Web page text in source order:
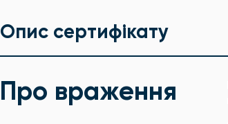
Опис сертифікату
Про враження